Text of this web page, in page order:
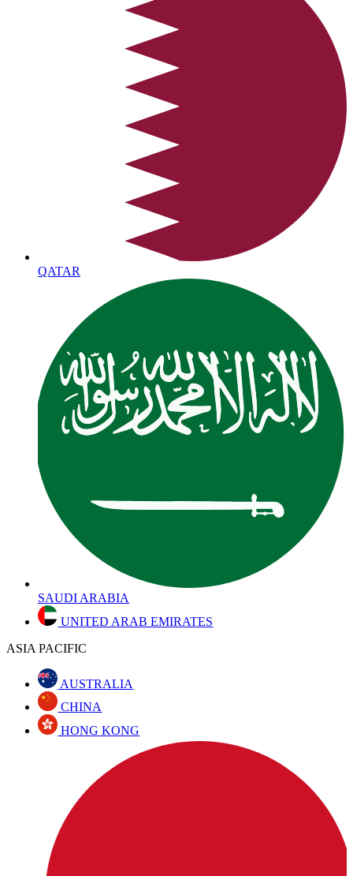
QATAR
SAUDI ARABIA
UNITED ARAB EMIRATES
ASIA PACIFIC
AUSTRALIA
CHINA
HONG KONG